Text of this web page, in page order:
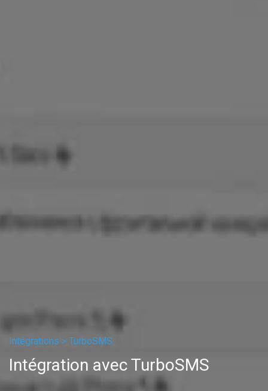
Intégrations > TurboSMS
Intégration avec TurboSMS